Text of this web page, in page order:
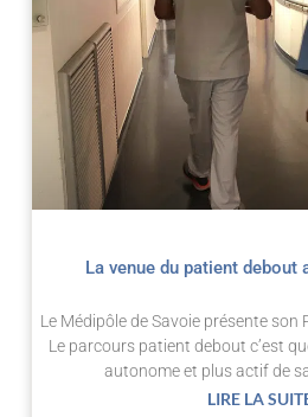
La venue du patient debout
Le Médipôle de Savoie présente
Le parcours patient debout c’est
autonome et plus actif de
LIRE LA